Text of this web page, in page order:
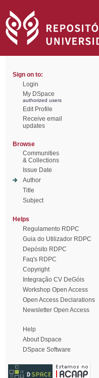
Sign on to:
Login
My DSpace
authorized users
Edit Profile
Receive email
updates
Browse
Communities
& Collections
Issue Date
Author
Title
Subject
Helps
Regulamento RDPC
Guia do Utilizador RDPC
Depósito RDPC
Faq's RDPC
Copyright
Integração CV DeGóis
Workshop Open Access
Open Access Declarations
Newsletter Open Access
Help
About Dspace
DSpace Software